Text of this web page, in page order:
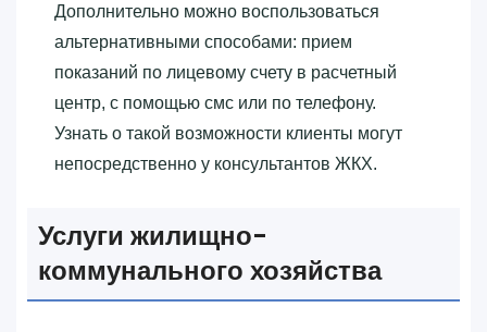
Дополнительно можно воспользоваться
альтернативными способами: прием
показаний по лицевому счету в расчетный
центр, с помощью смс или по телефону.
Узнать о такой возможности клиенты могут
непосредственно у консультантов ЖКХ.
Услуги жилищно-
коммунального хозяйства